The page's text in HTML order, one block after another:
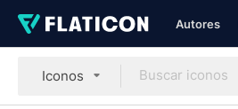
Autores
Iconos